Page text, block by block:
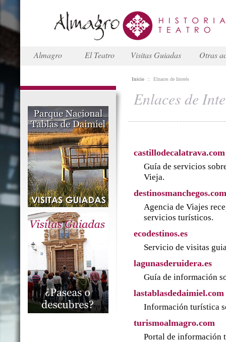
Almagro El Teatro Visitas Guiadas Otras
Inicio :: Elnaces de Interés
Enlaces de
castillodecalatrava.com
Guía de servicios
Vieja.
destinosmanchegos.com
Agencia de Viajes
servicios turísticos.
ecodestinos.es
Servicio de visitas
lagunasderuidera.es
Guía de información
lastablasdedaimiel.com
Información turística
turismoalmagro.com
Portal de información